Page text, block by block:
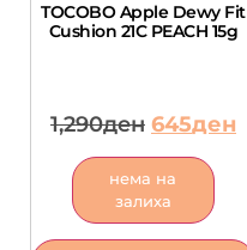
TOCOBO Apple Dewy Fit
Cushion 21C PEACH 15g
1,290ден 645ден
нема на
залиха